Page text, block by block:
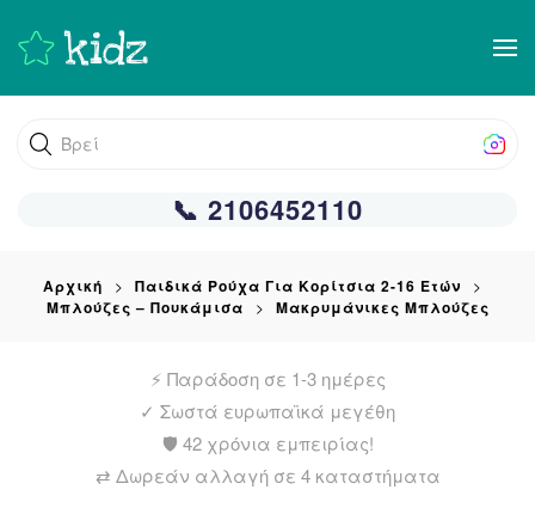
Skip
to
content
Βρείτε αυτ
📞 2106452110
Αρχική
Παιδικά Ρούχα Για Κορίτσια 2-16 Ετών
Μπλούζες – Πουκάμισα
Μακρυμάνικες Μπλούζες
⚡ Παράδοση σε 1-3 ημέρες
✓ Σωστά ευρωπαϊκά μεγέθη
🛡️ 42 χρόνια εμπειρίας!
⇄ Δωρεάν αλλαγή σε 4 καταστήματα